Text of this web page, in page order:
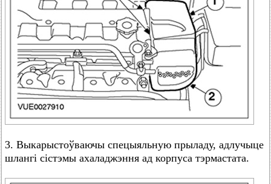
3. Выкарыстоўваючы спецыяльную прыладу, адлучыце
шлангі сістэмы ахаладжэння ад корпуса тэрмастата.